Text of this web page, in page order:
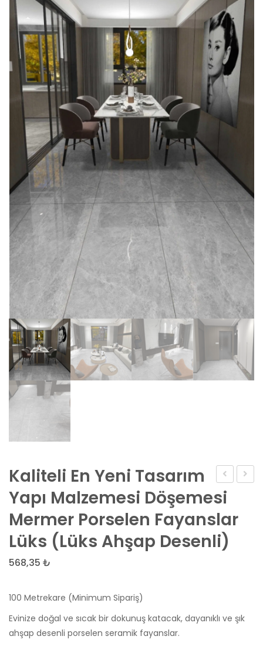
Poliüretan
Tavan
Kirişi
(P1981GK)
Kaliteli En Yeni Tasarım
Yapı Malzemesi Döşemesi
Mermer Porselen Fayanslar
Lüks (Lüks Ahşap Desenli)
568,35 ₺
100 Metrekare (Minimum Sipariş)
Evinize doğal ve sıcak bir dokunuş katacak, dayanıklı ve şık
ahşap desenli porselen seramik fayanslar.